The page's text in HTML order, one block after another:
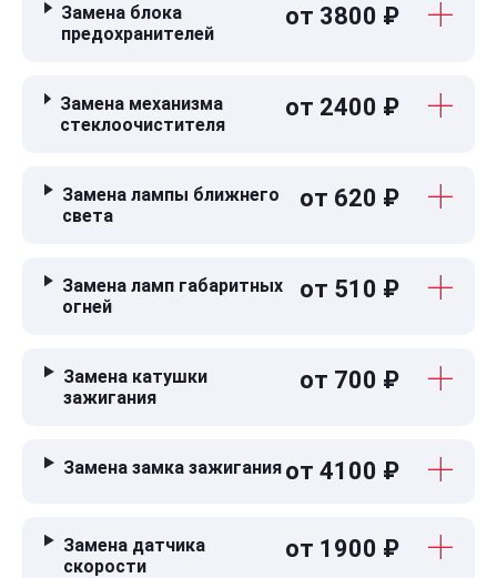
Замена блока
предохранителей
от 3800 ₽
Замена механизма
стеклоочистителя
от 2400 ₽
Замена лампы ближнего
света
от 620 ₽
Замена ламп габаритных
огней
от 510 ₽
Замена катушки
зажигания
от 700 ₽
Замена замка зажигания от 4100 ₽
Замена датчика
скорости
от 1900 ₽